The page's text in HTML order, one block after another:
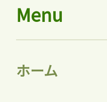
Menu
ホーム